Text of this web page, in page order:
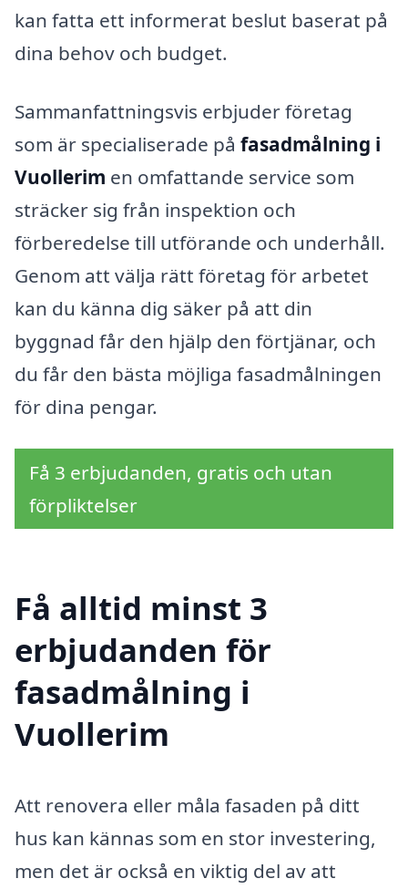
kan fatta ett informerat beslut baserat på
dina behov och budget.
Sammanfattningsvis erbjuder företag
som är specialiserade på fasadmålning i
Vuollerim en omfattande service som
sträcker sig från inspektion och
förberedelse till utförande och underhåll.
Genom att välja rätt företag för arbetet
kan du känna dig säker på att din
byggnad får den hjälp den förtjänar, och
du får den bästa möjliga fasadmålningen
för dina pengar.
Få 3 erbjudanden, gratis och utan
förpliktelser
Få alltid minst 3
erbjudanden för
fasadmålning i
Vuollerim
Att renovera eller måla fasaden på ditt
hus kan kännas som en stor investering,
men det är också en viktig del av att